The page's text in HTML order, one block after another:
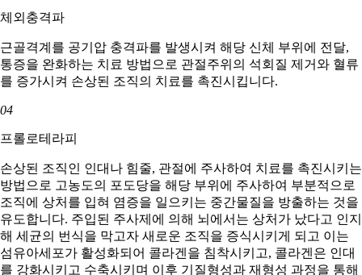
체외충격파
근골격계를 공기압 충격파를 발생시켜 해당 신체 부위에 전달,
통증을 완화하는 치료 방법으로 관절주위의 석회질 제거와 혈류
를 증가시켜 손상된 조직의 치료를 촉진시킵니다.
04
프롤로테라피
손상된 조직인 인대나 힘줄, 관절에 주사하여 치료를 촉진시키는
방법으로 고농도의 포도당을 해당 부위에 주사하여 부분적으로
조직에 상처를 입혀 염증을 일으키는 중간물질을 방출하는 것을
유도합니다. 주입된 주사제에 의해 뇌에서는 상처가 났다고 인지
해 세균의 번식을 막고자 새로운 조직을 증식시키게 되고 이는
섬유아세포가 활성화되어 콜라겐을 침착시키고, 콜라겐은 인대
를 강화시키고 수축시키며 이후 기질형성과 재형성 과정을 통해